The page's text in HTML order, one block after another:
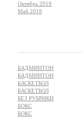
Октябрь 2019
Май 2018
БАДМИНТОН
БАДМИНТОН
БАСКЕТБОЛ
БАСКЕТБОЛ
БЕЗ РУБРИКИ
БОКС
БОКС